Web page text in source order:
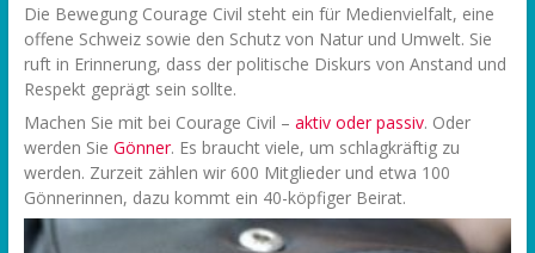
Die Bewegung Courage Civil steht ein für Medienvielfalt, eine
offene Schweiz sowie den Schutz von Natur und Umwelt. Sie
ruft in Erinnerung, dass der politische Diskurs von Anstand und
Respekt geprägt sein sollte.
Machen Sie mit bei Courage Civil – aktiv oder passiv. Oder
werden Sie Gönner. Es braucht viele, um schlagkräftig zu
werden. Zurzeit zählen wir 600 Mitglieder und etwa 100
Gönnerinnen, dazu kommt ein 40-köpfiger Beirat.